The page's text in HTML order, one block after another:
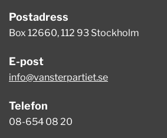
Postadress
Box 12660, 112 93 Stockholm
E-post
info@vansterpartiet.se
Telefon
08-654 08 20